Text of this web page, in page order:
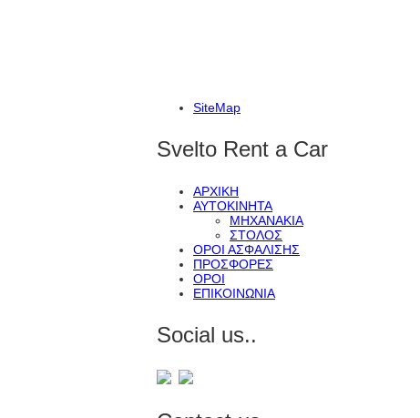
SiteMap
Svelto Rent a Car
ΑΡΧΙΚΗ
ΑΥΤΟΚΙΝΗΤΑ
ΜΗΧΑΝΑΚΙΑ
ΣΤΟΛΟΣ
ΟΡΟΙ ΑΣΦΑΛΙΣΗΣ
ΠΡΟΣΦΟΡΕΣ
ΟΡΟΙ
ΕΠΙΚΟΙΝΩΝΙΑ
Social us..